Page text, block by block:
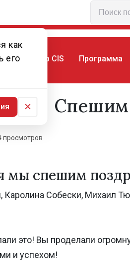
как
его
×
Мир CIS Программа
Спешим
просмотров
мы спешим
Каролина Собески, Михаил
это! Вы проделали
и успехом!